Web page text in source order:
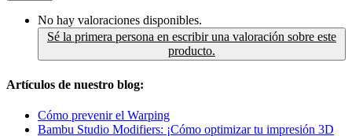
No hay valoraciones disponibles.
Sé la primera persona en escribir una valoración sobre este
producto.
Artículos de nuestro blog:
Cómo prevenir el Warping
Bambu Studio Modifiers: ¡Cómo optimizar tu impresión 3D